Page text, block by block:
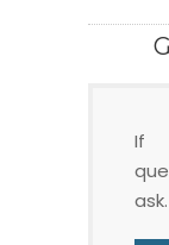
If
ask.